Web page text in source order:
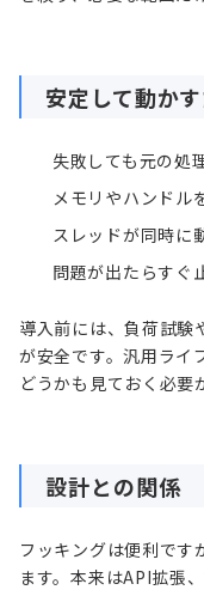
安定して動か
失敗しても元の処
メモリやハンドル
スレッドが同時に
問題が出たらすぐ
導入前には、負荷試験
が安全です。汎用ライ
どうかも見ておく必要
設計との関係
フッキングは便利です
ます。本来はAPI拡張